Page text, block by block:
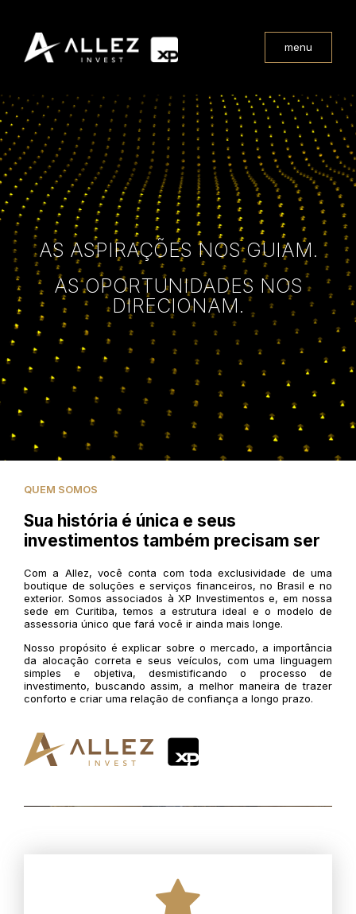
menu
AS ASPIRAÇÕES NOS GUIAM.
AS OPORTUNIDADES NOS
DIRECIONAM.
QUEM SOMOS
Sua história é única e seus
investimentos também precisam ser
Com a Allez, você conta com toda exclusividade de uma
boutique de soluções e serviços financeiros, no Brasil e no
exterior. Somos associados à XP Investimentos e, em nossa
sede em Curitiba, temos a estrutura ideal e o modelo de
assessoria único que fará você ir ainda mais longe.
Nosso propósito é explicar sobre o mercado, a importância
da alocação correta e seus veículos, com uma linguagem
simples e objetiva, desmistificando o processo de
investimento, buscando assim, a melhor maneira de trazer
conforto e criar uma relação de confiança a longo prazo.